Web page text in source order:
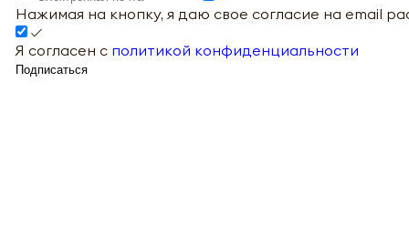
Нажимая на кнопку, я даю свое согласие на email
Я согласен с политикой конфиденциальности
Подписаться